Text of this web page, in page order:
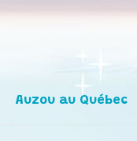
Auzou au Québec